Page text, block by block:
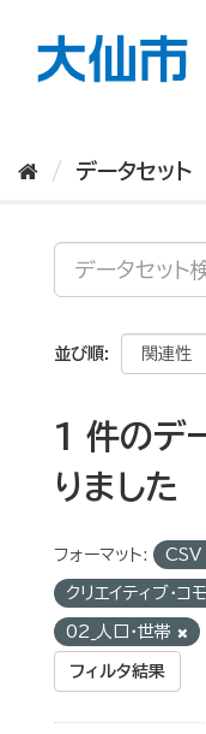
データセット
並び順
1 件のデ
りました
フォーマット: CSV
クリエイティブ・コ
02_人口・世帯
フィルタ結果